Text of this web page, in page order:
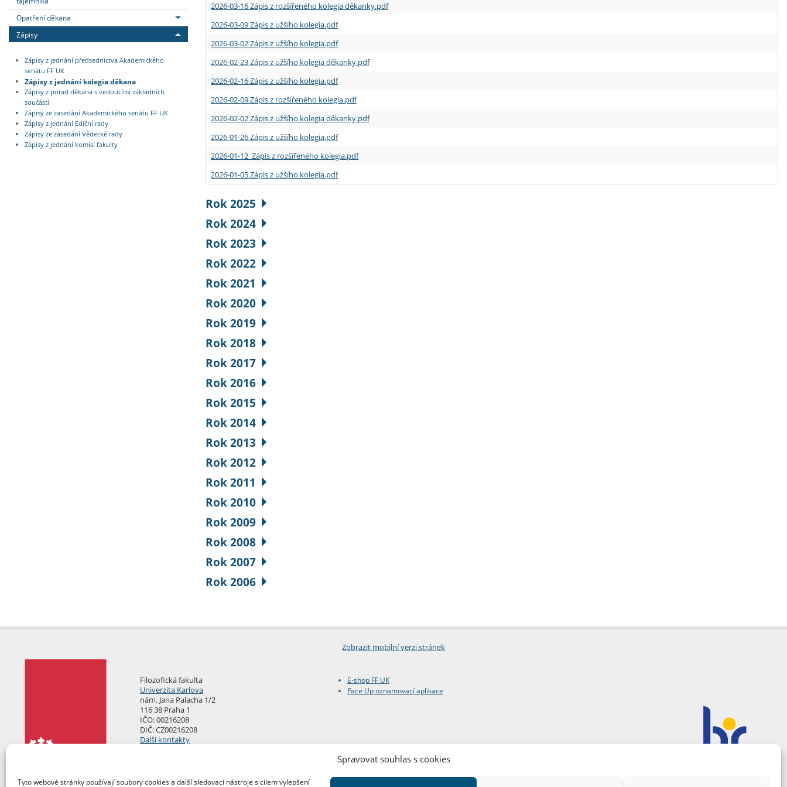
Spravovat souhlas s cookies
Tyto webové stránky používají soubory cookies a další sledovací nástroje s cílem vylepšení
Opatření děkana
Zápisy
Zápisy z jednání předsednictva Akademického
senátu FF UK
Zápisy z jednání kolegia děkana
Zápisy z porad děkana s vedoucími základních
součástí
Zápisy ze zasedání Akademického senátu FF UK
Zápisy z jednání Ediční rady
Zápisy ze zasedání Vědecké rady
Zápisy z jednání komisí fakulty
2026-03-16 Zápis z rozšířeného kolegia děkanky.pdf
2026-03-09 Zápis z užšího kolegia.pdf
2026-03-02 Zápis z užšího kolegia.pdf
2026-02-23 Zápis z užšího kolegia děkanky.pdf
2026-02-16 Zápis z užšího kolegia.pdf
2026-02-09 Zápis z rozšířeného kolegia.pdf
2026-02-02 Zápis z užšího kolegia děkanky.pdf
2026-01-26 Zápis z užšího kolegia.pdf
2026-01-12 Zápis z rozšířeného kolegia.pdf
2026-01-05 Zápis z užšího kolegia.pdf
Rok 2025
Rok 2024
Rok 2023
Rok 2022
Rok 2021
Rok 2020
Rok 2019
Rok 2018
Rok 2017
Rok 2016
Rok 2015
Rok 2014
Rok 2013
Rok 2012
Rok 2011
Rok 2010
Rok 2009
Rok 2008
Rok 2007
Rok 2006
Zobrazit mobilní verzi stránek
Filozofická fakulta
Univerzita Karlova
nám. Jana Palacha 1/2
116 38 Praha 1
IČO: 00216208
DIČ: CZ00216208
Další kontakty
E-shop FF UK
Face Up oznamovací aplikace